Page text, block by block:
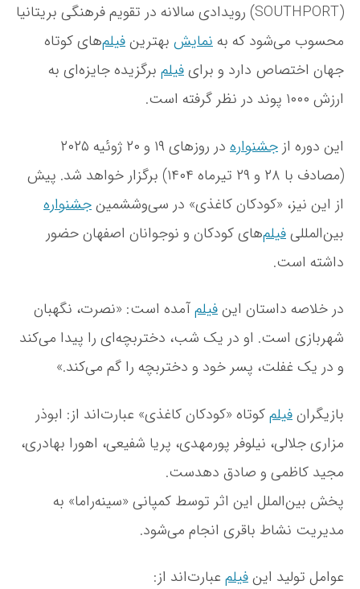
ن
و
ر
ن‌
ل
م
ل
و
پ
و
ر
گ
ت
(SOUTHPORT) رویدادی سالانه در تقویم فرهنگی بریتانیا
محسوب می‌شود که به نمایش بهترینفیلم‌های کوتاه
جهان اختصاص دارد و برایفیلم برگزیده جایزه‌ای به
ارزش ۱۰۰۰ پوند در نظر گرفته است.
این دوره از جشنواره
در روزهای ۱۹ و ۲۰ ژوئیه ۲۰۲۵
(مصادف با ۲۸ و ۲۹ تیرماه ۱۴۰۴) برگزار خواهد شد. پیش
از این نیز، «کودکان کاغذی» در سی‌وششمینجشنواره
بین‌المللیفیلم‌های کودکان و نوجوانان اصفهان حضور
داشته است.
در خلاصه داستان اینفیلمآمده است: «نصرت، نگهبان
شهربازی است. او در یک شب، دختربچه‌ای را پیدا می‌کند
و در یک غفلت، پسر خود و دختربچه را گم می‌کند.»
بازیگرانفیلمکوتاه «کودکان کاغذی» عبارت‌اند از: ابوذر
مزاری جلالی، نیلوفر پورمهدی، پریا شفیعی، اهورا بهادری،
مجید کاظمی و صادق دهدست.
پخش بین‌الملل این اثر توسط کمپانی «سینه‌راما» به
مدیریت نشاط باقری انجام می‌شود.
عوامل تولید اینفیلم عبارت‌اند از: